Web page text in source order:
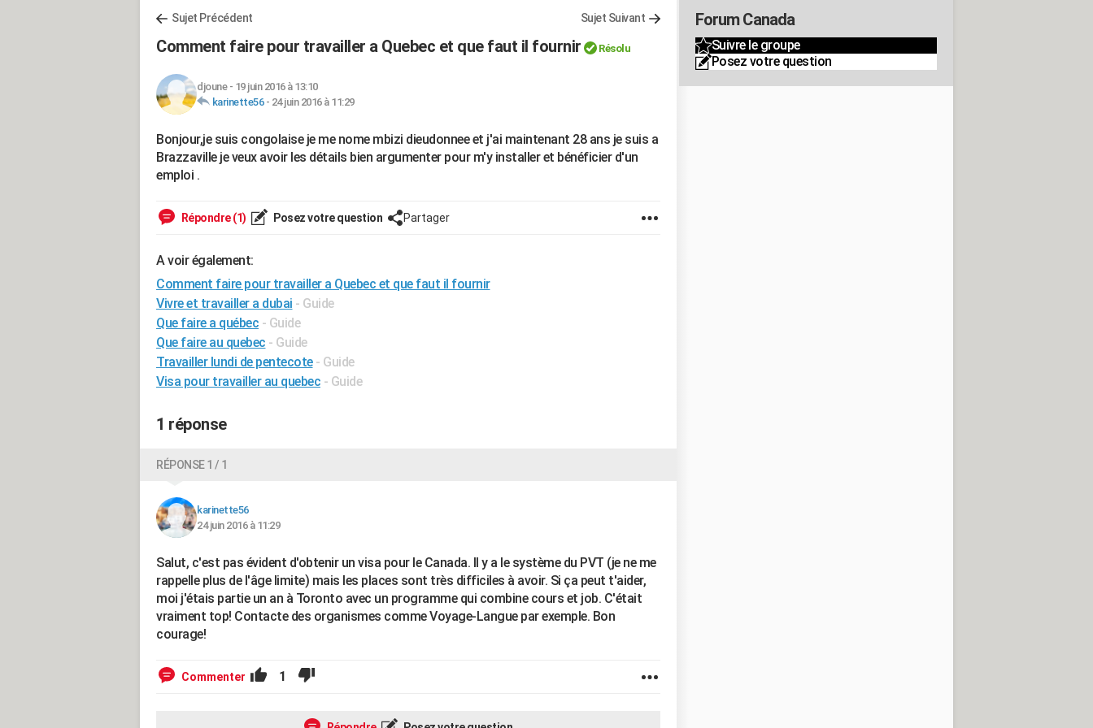
Sujet Précédent Sujet Suivant
Comment faire pour travailler a Quebec et que faut il fournir Résolu
djoune- 19 juin 2016 à 13:10
karinette56- 24 juin 2016 à 11:29
Bonjour,je suis congolaise je me nome mbizi dieudonnee et j'ai maintenant 28 ans je suis a
Brazzaville je veux avoir les détails bien argumenter pour m'y installer et bénéficier d'un
emploi .
Répondre (1) Posez votre question Partager
A voir également:
Comment faire pour travailler a Quebec et que faut il fournir
Vivre et travailler a dubai - Guide
Que faire a québec - Guide
Que faire au quebec - Guide
Travailler lundi de pentecote - Guide
Visa pour travailler au quebec - Guide
1 réponse
RÉPONSE 1 / 1
karinette56
24 juin 2016 à 11:29
Salut, c'est pas évident d'obtenir un visa pour le Canada. Il y a le système du PVT (je ne me
rappelle plus de l'âge limite) mais les places sont très difficiles à avoir. Si ça peut t'aider,
moi j'étais partie un an à Toronto avec un programme qui combine cours et job. C'était
vraiment top! Contacte des organismes comme Voyage-Langue par exemple. Bon
courage!
Commenter 1
Forum Canada
Suivre le groupe
Posez votre question